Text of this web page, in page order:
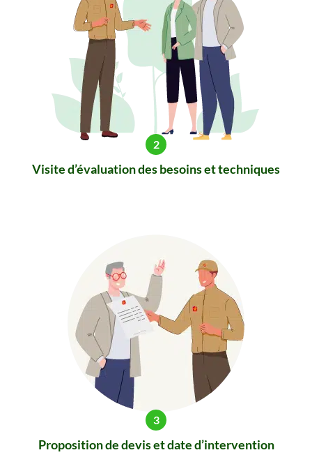
Visite d’évaluation des besoins et techniques
Proposition de devis et date d’intervention